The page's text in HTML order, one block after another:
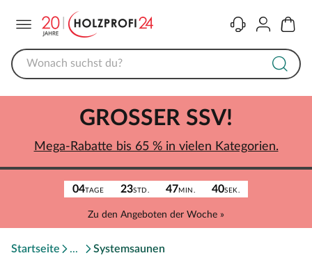
KontaktKonto
04TAGE 23STD. 47MIN. 40SEK.
Zu den Angeboten der Woche »
GROSSER SSV!
Mega-Rabatte bis 65 % in vielen Kategorien.
Startseite Systemsaunen